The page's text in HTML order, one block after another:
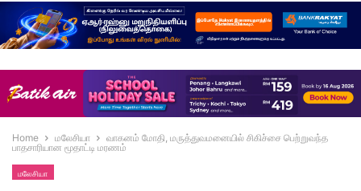
Home மலேசியா
வாகனம் மோதி, மருத்துவமனையில் சிகிச்சை பெற்றுவந்த
பாதசாரியான மூதாட்டி மரணம்
மலேசியா